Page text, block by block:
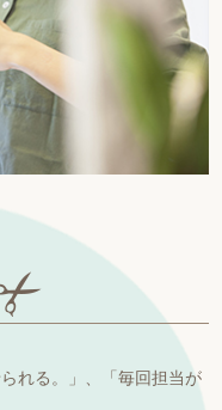
れる。」、「毎回担当が